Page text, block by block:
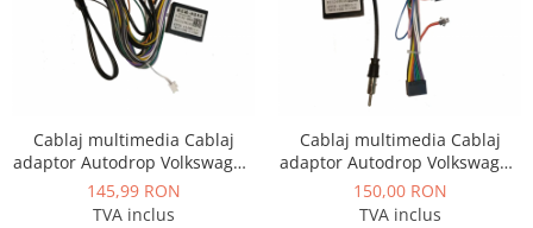
Camere Audi
Camere BMW
Camere Ford
Camere Opel
Cablaj multimedia Cablaj
adaptor Autodrop Volkswagen
Caravelle / Multivan T6 (2015-
2019) pentru Navigații
145,99 RON
TVA inclus
Cablaj multimedia Cablaj
adaptor Autodrop Volkswagen
Golf 6 pentru Navigatii
multimedia Android
150,00 RON
TVA inclus